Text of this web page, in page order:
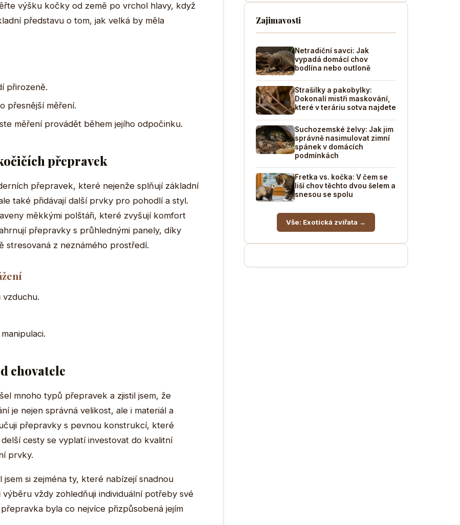
výšku kočky od země po vrchol hlavy, když
představu o tom, jak velká by měla
přirozeně.
přesnější měření.
měření provádět během jejího odpočinku.
přepravek
přepravek, které nejenže splňují základní
také přidávají další prvky pro pohodlí a styl.
měkkými polštáři, které zvyšují komfort
přepravky s průhlednými panely, díky
stresovaná z neznámého prostředí.
chovatele
mnoho typů přepravek a zjistil jsem, že
je nejen správná velikost, ale i materiál a
přepravky s pevnou konstrukcí, které
cesty se vyplatí investovat do kvalitní
prvky.
si zejména ty, které nabízejí snadnou
vždy zohledňuji individuální potřeby své
byla co nejvíce přizpůsobená jejím
Zajimavosti
Netradiční savci: Jak
vypadá domácí chov
bodlína nebo outloně
Strašilky a pakobylky:
Dokonalí mistři maskování,
které v teráriu sotva najdete
Suchozemské želvy: Jak jim
správně nasimulovat zimní
spánek v domácích
podmínkách
Fretka vs. kočka: V čem se
liší chov těchto dvou šelem a
snesou se spolu
Vše: Exotická zvířata →